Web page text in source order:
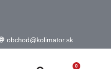
obchod@kolimator.sk
0